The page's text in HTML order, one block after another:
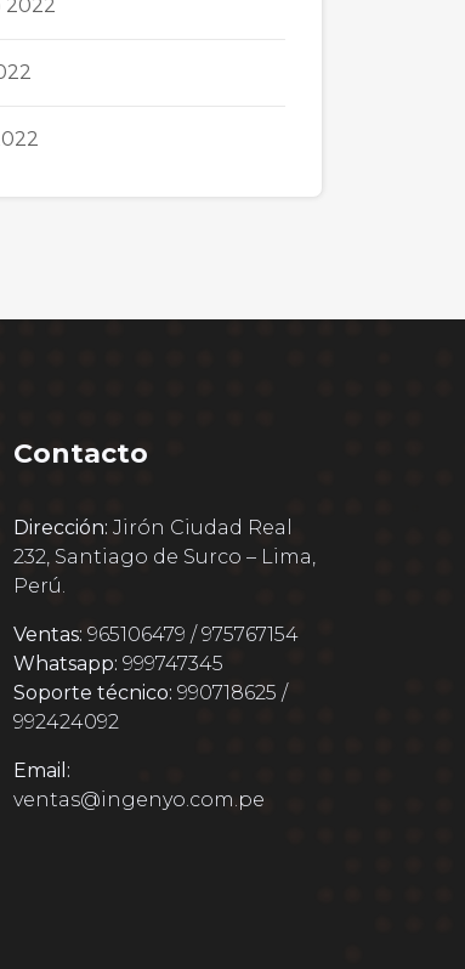
2022
Contacto
Dirección: Jirón Ciudad Real
232, Santiago de Surco – Lima,
Perú.
Ventas: 965106479 / 975767154
Whatsapp: 999747345
Soporte técnico: 990718625 /
992424092
Email:
ventas@ingenyo.com.pe